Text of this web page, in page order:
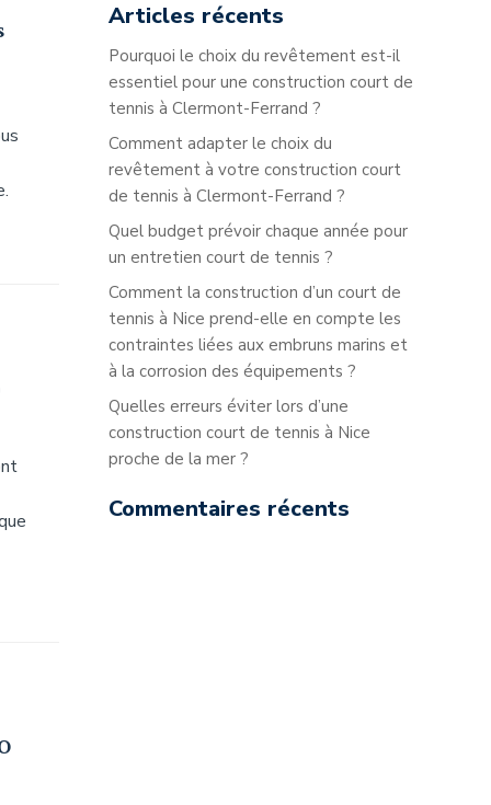
Articles récents
Pourquoi le choix du revêtement est-il
essentiel pour une construction court de
tennis à Clermont-Ferrand ?
Comment adapter le choix du
revêtement à votre construction court
de tennis à Clermont-Ferrand ?
Quel budget prévoir chaque année pour
un entretien court de tennis ?
Comment la construction d’un court de
tennis à Nice prend-elle en compte les
contraintes liées aux embruns marins et
à la corrosion des équipements ?
Quelles erreurs éviter lors d’une
construction court de tennis à Nice
proche de la mer ?
Commentaires récents